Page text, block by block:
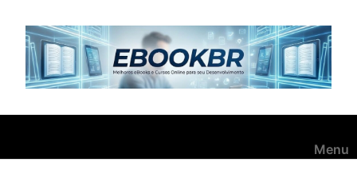
para
conteúdo
Menu